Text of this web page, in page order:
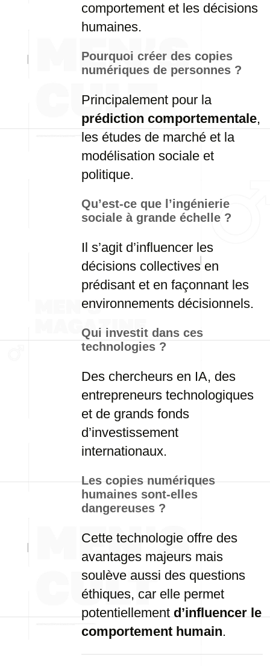
comportement et les décisions
humaines.
Pourquoi créer des copies
numériques de personnes ?
Principalement pour la
prédiction comportementale,
les études de marché et la
modélisation sociale et
politique.
Qu’est-ce que l’ingénierie
sociale à grande échelle ?
Il s’agit d’influencer les
décisions collectives en
prédisant et en façonnant les
environnements décisionnels.
Qui investit dans ces
technologies ?
Des chercheurs en IA, des
entrepreneurs technologiques
et de grands fonds
d’investissement
internationaux.
Les copies numériques
humaines sont-elles
dangereuses ?
Cette technologie offre des
avantages majeurs mais
soulève aussi des questions
éthiques, car elle permet
potentiellementd’influencer le
comportement humain.